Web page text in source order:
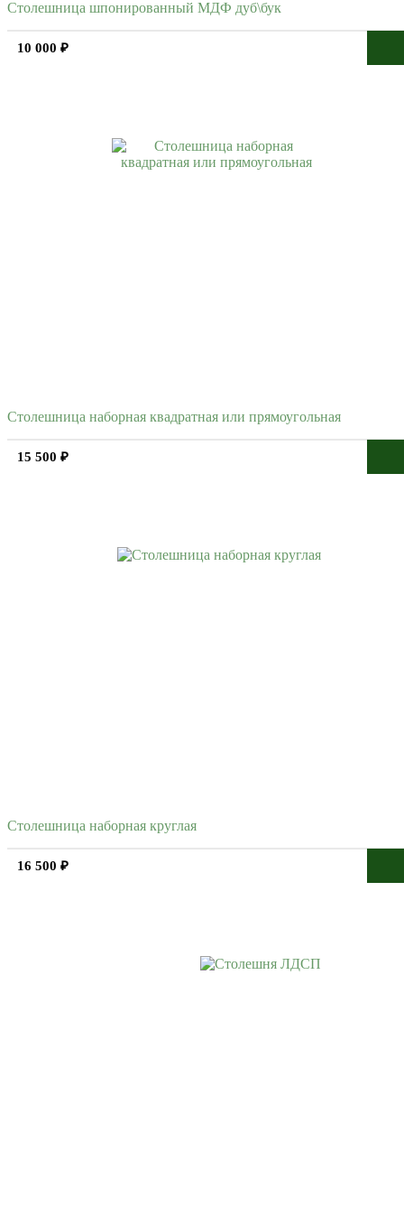
Столешница шпонированный МДФ дуб\бук
10 000 ₽
Столешница наборная квадратная или прямоугольная
15 500 ₽
Столешница наборная круглая
16 500 ₽